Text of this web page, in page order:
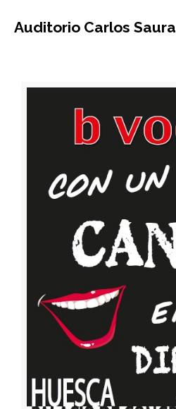
Auditorio Carlos Saura